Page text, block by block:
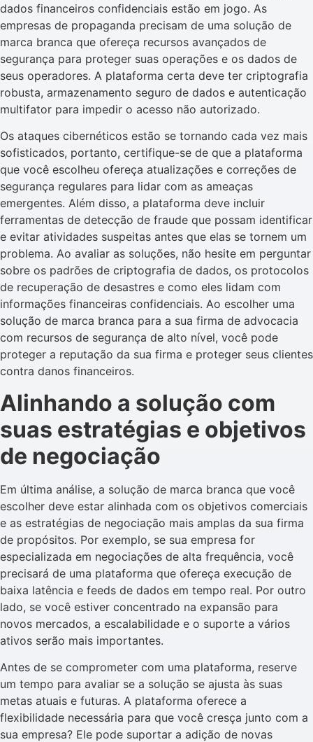
dados financeiros confidenciais estão em jogo. As
empresas de propaganda precisam de uma solução de
marca branca que ofereça recursos avançados de
segurança para proteger suas operações e os dados de
seus operadores. A plataforma certa deve ter criptografia
robusta, armazenamento seguro de dados e autenticação
multifator para impedir o acesso não autorizado.
Os ataques cibernéticos estão se tornando cada vez mais
sofisticados, portanto, certifique-se de que a plataforma
que você escolheu ofereça atualizações e correções de
segurança regulares para lidar com as ameaças
emergentes. Além disso, a plataforma deve incluir
ferramentas de detecção de fraude que possam identificar
e evitar atividades suspeitas antes que elas se tornem um
problema. Ao avaliar as soluções, não hesite em perguntar
sobre os padrões de criptografia de dados, os protocolos
de recuperação de desastres e como eles lidam com
informações financeiras confidenciais. Ao escolher uma
solução de marca branca para a sua firma de advocacia
com recursos de segurança de alto nível, você pode
proteger a reputação da sua firma e proteger seus clientes
contra danos financeiros.
Alinhando a solução com
suas estratégias e objetivos
de negociação
Em última análise, a solução de marca branca que você
escolher deve estar alinhada com os objetivos comerciais
e as estratégias de negociação mais amplas da sua firma
de propósitos. Por exemplo, se sua empresa for
especializada em negociações de alta frequência, você
precisará de uma plataforma que ofereça execução de
baixa latência e feeds de dados em tempo real. Por outro
lado, se você estiver concentrado na expansão para
novos mercados, a escalabilidade e o suporte a vários
ativos serão mais importantes.
Antes de se comprometer com uma plataforma, reserve
um tempo para avaliar se a solução se ajusta às suas
metas atuais e futuras. A plataforma oferece a
flexibilidade necessária para que você cresça junto com a
sua empresa? Ele pode suportar a adição de novas